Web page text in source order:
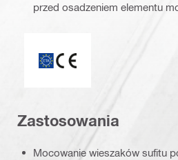
przed osadzeniem elementu
Zastosowania
Mocowanie wieszaków sufitu